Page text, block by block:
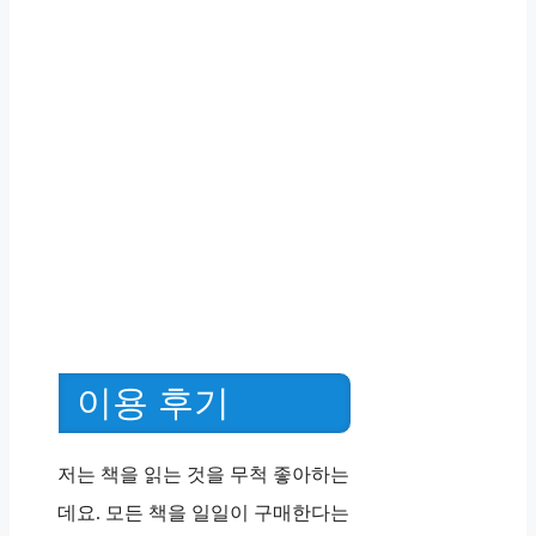
이용 후기
저는 책을 읽는 것을 무척 좋아하는
데요. 모든 책을 일일이 구매한다는